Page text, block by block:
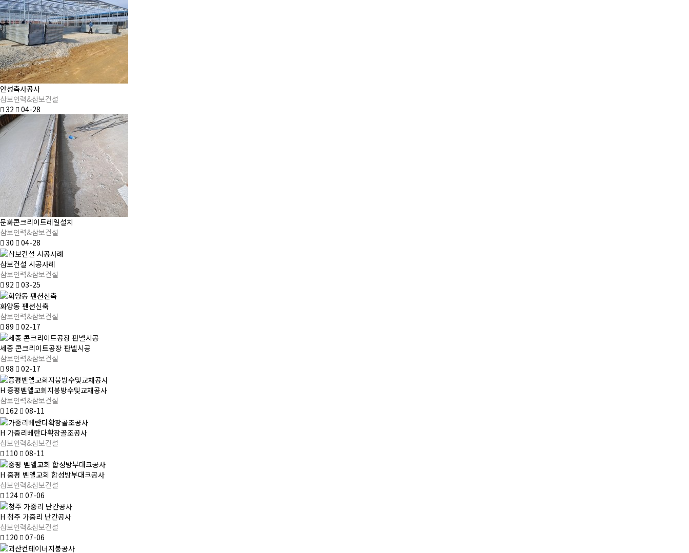
안성축사공사
삼보인력&삼보건설
32
04-28
문화콘크리이트레일설치
삼보인력&삼보건설
30
04-28
삼보건설 시공사례
삼보인력&삼보건설
92
03-25
화양동 펜션신축
삼보인력&삼보건설
89
02-17
세종 콘크리이트공장 판넬시공
삼보인력&삼보건설
98
02-17
H 증평벧엘교회지붕방수및교채공사
삼보인력&삼보건설
162
08-11
H 가중리베란다확장골조공사
삼보인력&삼보건설
110
08-11
H 중평 벧엘교회 합성방부대크공사
삼보인력&삼보건설
124
07-06
H 청주 가중리 난간공사
삼보인력&삼보건설
120
07-06